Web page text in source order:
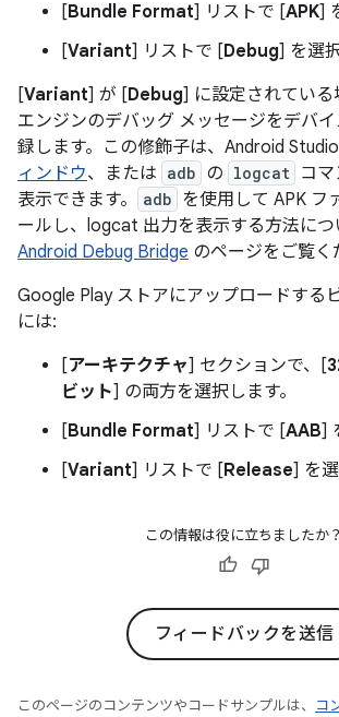
[Bundle Format] リストで [APK]
[Variant] リストで [Debug] を選
[Variant] が [Debug] に設定されてい
エンジンのデバッグ メッセージをデバイ
録します。この修飾子は、Android
ィンドウ、または adb の logcat コ
表示できます。
adb を使用して APK フ
ールし、logcat 出力を表示する方法につ
Android Debug Bridge のページをご覧く
Google Play ストアにアップロードする
には:
[アーキテクチャ] セクションで、[
ビット] の両方を選択します。
[Bundle Format] リストで [AAB]
[Variant] リストで [Release] を選
この情報は役に立ちましたか？
フィードバックを送信
このページのコンテンツやコードサンプルは、
コ